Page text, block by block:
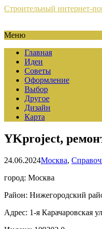
Строительный интернет-
Меню
Главная
Идеи
Советы
Оформление
Выбор
Другое
Дизайн
Карта
YKproject,
24.06.2024Москва,
город: Москва
Район: Нижегородский
Адрес: 1-я Карачаровская